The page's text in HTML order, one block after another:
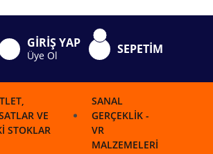
GİRİŞ YAP
Üye Ol SEPETİM
VE
STOKLAR
SANAL
GERÇEKLIK -
VR
MALZEMELERI